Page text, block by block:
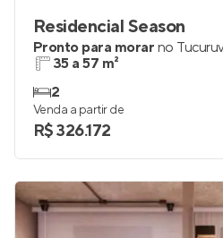
Residencial Season
Pronto para morar no
35 a 57 m²
2
Venda a partir de
R$ 326.172